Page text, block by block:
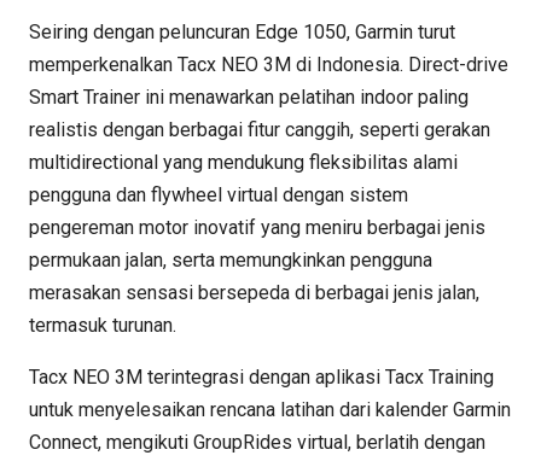
Seiring dengan peluncuran Edge 1050, Garmin turut
memperkenalkan Tacx NEO 3M di Indonesia. Direct-drive
Smart Trainer ini menawarkan pelatihan indoor paling
realistis dengan berbagai fitur canggih, seperti gerakan
multidirectional yang mendukung fleksibilitas alami
pengguna dan flywheel virtual dengan sistem
pengereman motor inovatif yang meniru berbagai jenis
permukaan jalan, serta memungkinkan pengguna
merasakan sensasi bersepeda di berbagai jenis jalan,
termasuk turunan.
Tacx NEO 3M terintegrasi dengan aplikasi Tacx Training
untuk menyelesaikan rencana latihan dari kalender Garmin
Connect, mengikuti GroupRides virtual, berlatih dengan